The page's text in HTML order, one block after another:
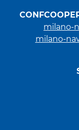
milano-
milano-